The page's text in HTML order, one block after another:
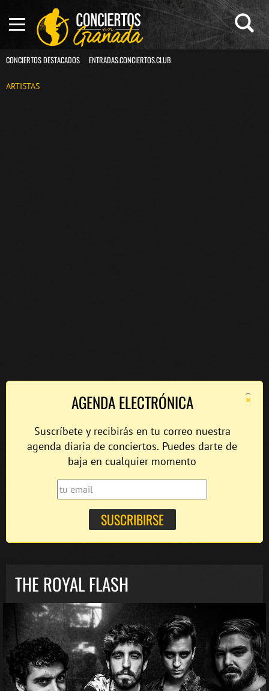
CONCIERTOS DESTACADOS ENTRADAS.CONCIERTOS.CLUB
ARTISTAS
×
AGENDA ELECTRÓNICA
Suscríbete y recibirás en tu correo nuestra
agenda diaria de conciertos. Puedes darte de
baja en cualquier momento
THE ROYAL FLASH